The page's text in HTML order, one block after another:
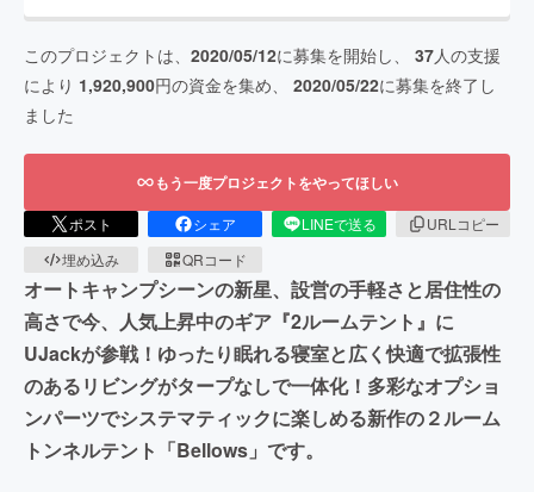
このプロジェクトは、 2020/05/12に募集を開始し、 37人の支援
により 1,920,900円の資金を集め、 2020/05/22に募集を終了し
ました
もう一度プロジェクトをやってほしい
ポスト シェア LINEで送る
URLコピー
埋め込み
QRコード
オートキャンプシーンの新星、設営の手軽さと居住性の
高さで今、人気上昇中のギア『2ルームテント』に
UJackが参戦！ゆったり眠れる寝室と広く快適で拡張性
のあるリビングがタープなしで一体化！多彩なオプショ
ンパーツでシステマティックに楽しめる新作の２ルーム
トンネルテント「Bellows」です。